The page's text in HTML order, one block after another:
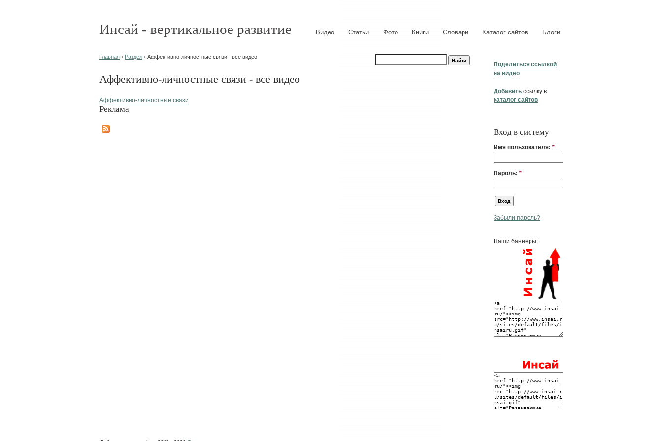
Инсай - вертикальное развитие Видео Статьи Фото Книги Словари Каталог сайтов Блоги
Поделиться ссылкой
на видео
Добавить ссылку в
каталог сайтов
Вход в систему
Имя пользователя: *
Пароль: *
Забыли пароль?
Наши баннеры:
Главная › Раздел › Аффективно-личностные связи - все видео
Аффективно-личностные связи - все видео
Аффективно-личностные связи
Реклама